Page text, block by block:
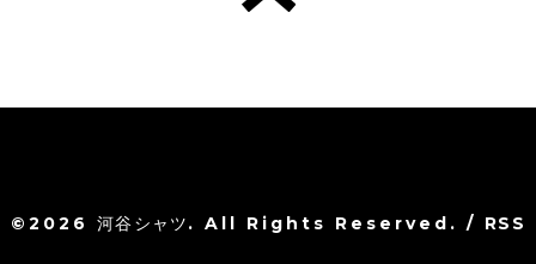
©2026河谷シャツ. All Rights Reserved. / RSS